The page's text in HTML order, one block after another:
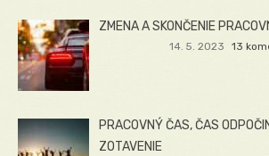
ZMENA A SKONČENIE
14. 5. 2023 13
PRACOVNÝ ČAS, ČAS
ZOTAVENIE